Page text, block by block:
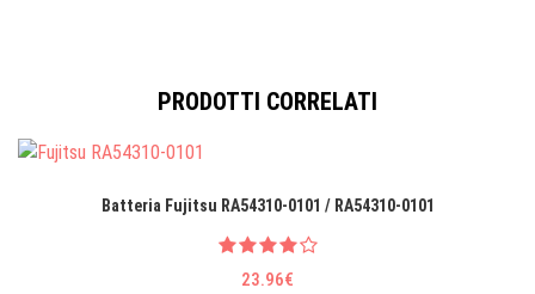
PRODOTTI CORRELATI
Batteria Fujitsu RA54310-0101 / RA54310-0101
23.96€